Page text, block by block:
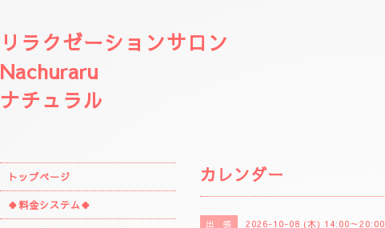
リラクゼーションサロン
Nachuraru
ナチュラル
カレンダー
出 張 2026-10-08 (木) 14:00～20:00
トップページ
🍀料金システム🍀